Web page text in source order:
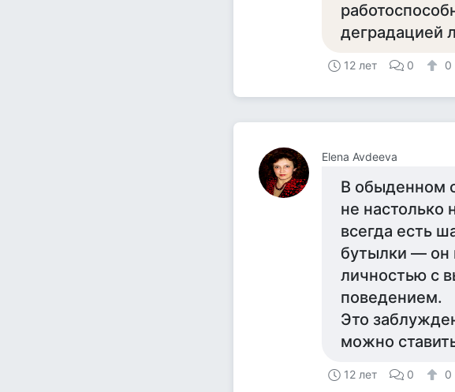
деградацией
12 лет 0 0
Elena Avdeeva
В обыденном
не настолько
всегда есть
бутылки — он
личностью с
поведением.
Это
можно
12 лет 0 0